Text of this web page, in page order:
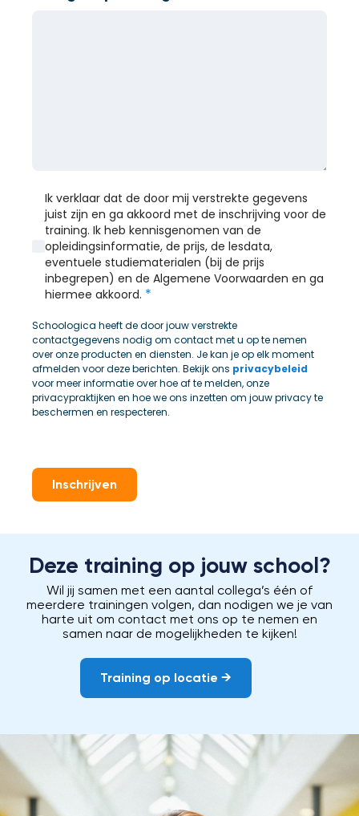
Ik verklaar dat de door mij verstrekte gegevens
juist zijn en ga akkoord met de inschrijving voor de
training. Ik heb kennisgenomen van de
opleidingsinformatie, de prijs, de lesdata,
eventuele studiematerialen (bij de prijs
inbegrepen) en de Algemene Voorwaarden en ga
hiermee akkoord. *
Schoologica heeft de door jouw verstrekte
contactgegevens nodig om contact met u op te nemen
over onze producten en diensten. Je kan je op elk moment
afmelden voor deze berichten. Bekijk ons privacybeleid
voor meer informatie over hoe af te melden, onze
privacypraktijken en hoe we ons inzetten om jouw privacy te
beschermen en respecteren.
Inschrijven
Deze training op jouw school?
Wil jij samen met een aantal collega’s één of
meerdere trainingen volgen, dan nodigen we je van
harte uit om contact met ons op te nemen en
samen naar de mogelijkheden te kijken!
Training op locatie →